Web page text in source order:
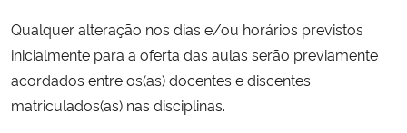
Ministério do Desenvolvimento Regional
Controladoria-Geral da União
Qualquer alteração nos dias e/ou horários previstos
inicialmente para a oferta das aulas serão previamente
acordados entre os(as) docentes e discentes
matriculados(as) nas disciplinas.